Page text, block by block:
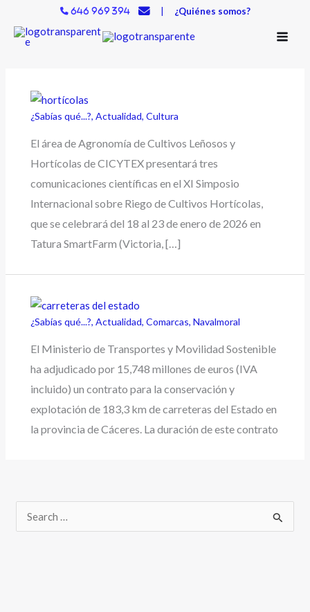
contenido
646 969 394 | ¿Quiénes somos?
¿Sabías qué...?,Actualidad,Cultura
El área de Agronomía de Cultivos Leñosos y
Hortícolas de CICYTEX presentará tres
comunicaciones científicas en el XI Simposio
Internacional sobre Riego de Cultivos Hortícolas,
que se celebrará del 18 al 23 de enero de 2026 en
Tatura SmartFarm (Victoria, […]
¿Sabías qué...?,Actualidad,Comarcas,Navalmoral
El Ministerio de Transportes y Movilidad Sostenible
ha adjudicado por 15,748 millones de euros (IVA
incluido) un contrato para la conservación y
explotación de 183,3 km de carreteras del Estado en
la provincia de Cáceres. La duración de este contrato